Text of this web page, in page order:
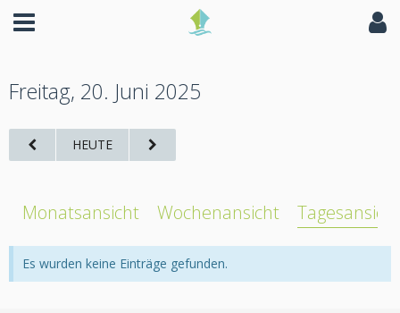
Freitag, 20. Juni 2025
HEUTE
Monatsansicht Wochenansicht Tagesansicht
Es wurden keine Einträge gefunden.